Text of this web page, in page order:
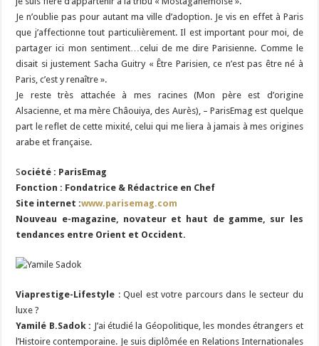
Je n’oublie pas pour autant ma ville d’adoption. Je vis en effet à Paris
que j’affectionne tout particulièrement. Il est important pour moi, de
partager ici mon sentiment…celui de me dire Parisienne. Comme le
disait si justement Sacha Guitry « Être Parisien, ce n’est pas être né à
Paris, c’est y renaître ».
Je reste très attachée à mes racines (Mon père est d’origine
Alsacienne, et ma mère Châouiya, des Aurès), – ParisEmag est quelque
part le reflet de cette mixité, celui qui me liera à jamais à mes origines
arabe et française.
Société : ParisEmag
Fonction : Fondatrice & Rédactrice en Chef
Site internet :www.parisemag.com
Nouveau e-magazine, novateur et haut de gamme, sur les
tendances entre Orient et Occident.
Viaprestige-Lifestyle : Quel est votre parcours dans le secteur du
luxe ?
Yamilé B.Sadok : J’ai étudié la Géopolitique, les mondes étrangers et
l’Histoire contemporaine. Je suis diplômée en Relations Internationales